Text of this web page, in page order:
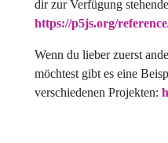
dir zur Verfügung
https://p5js.org/
Wenn du lieber zuerst
möchtest gibt es eine
verschiedenen Projekten: